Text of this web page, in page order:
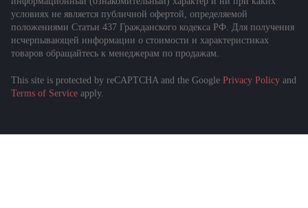
условиях не является публичной офертой, определяемой
положениями Статьи 437 Гражданского кодекса РФ. Для получения
исчерпывающей информации о стоимости и характеристиках
товаров обращайтесь к менеджерам по продажам.
This site is protected by reCAPTCHA and the Google Privacy Policy and
Terms of Service apply.
Подобрать спецтехнику
за 1 минуту